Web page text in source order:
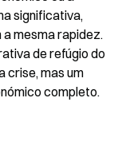
significativa,
mesma rapidez.
de refúgio do
crise, mas um
completo.